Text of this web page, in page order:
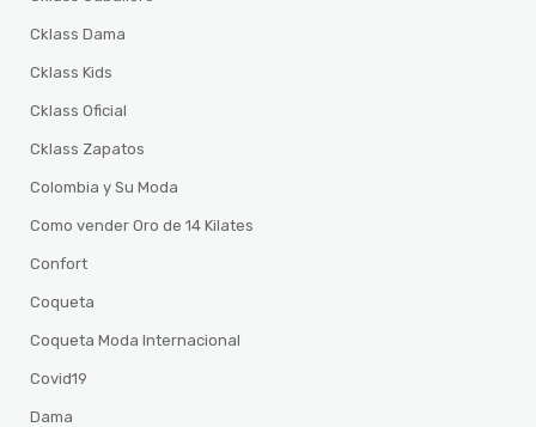
Cklass Dama
Cklass Kids
Cklass Oficial
Cklass Zapatos
Colombia y Su Moda
Como vender Oro de 14 Kilates
Confort
Coqueta
Coqueta Moda Internacional
Covid19
Dama